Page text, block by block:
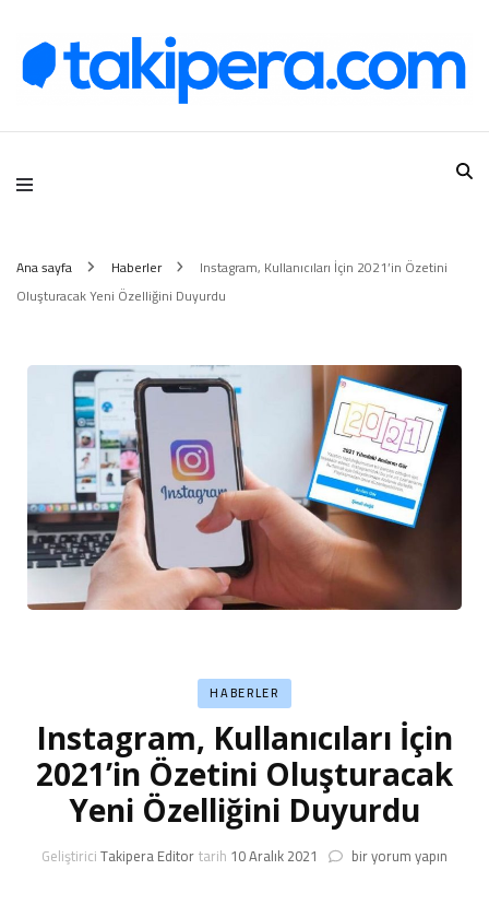
Takipera Dijital Hizmetler
Ana sayfa Haberler
Instagram, Kullanıcıları İçin 2021’in Özetini
Oluşturacak Yeni Özelliğini Duyurdu
HABERLER
Instagram, Kullanıcıları İçin
2021’in Özetini Oluşturacak
Yeni Özelliğini Duyurdu
GeliştiriciTakipera Editortarih 10 Aralık 2021 Instagram,
bir yorum yapın